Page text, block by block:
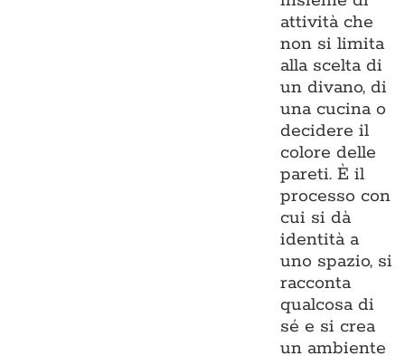
attività che
non si limita
alla scelta di
un divano, di
una cucina o
decidere il
colore delle
pareti. È il
processo con
cui si dà
identità a
uno spazio, si
racconta
qualcosa di
sé e si crea
un ambiente